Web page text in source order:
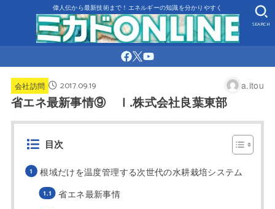
偉人伝から最新技術まで！エネルギーの知識を分かりやすく
SEARCH
会社訪問 2017.09.19 a.itou
省エネ最新事情⑨ Ⅰ.株式会社良葉東部
目次
根域だけを温度管理する次世代の水耕栽培システム
省エネ最新事情